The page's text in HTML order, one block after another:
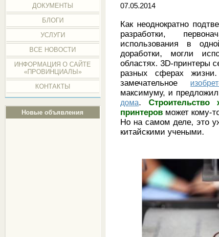
ДОКУМЕНТЫ
БЛОГИ
УСЛУГИ
ВСЕ НОВОСТИ
ИНФОРМАЦИЯ О САЙТЕ
«ПРОВИНЦИАЛЫ»
КОНТАКТЫ
Новые объявления
07.05.2014
Как неоднократно
разработки,
использования в
доработки, могли
областях. 3D-принтеры
разных сферах
замечательное
максимуму, и
дома.
принтеровможет кому-
Но на самом деле, это
китайскими учеными.